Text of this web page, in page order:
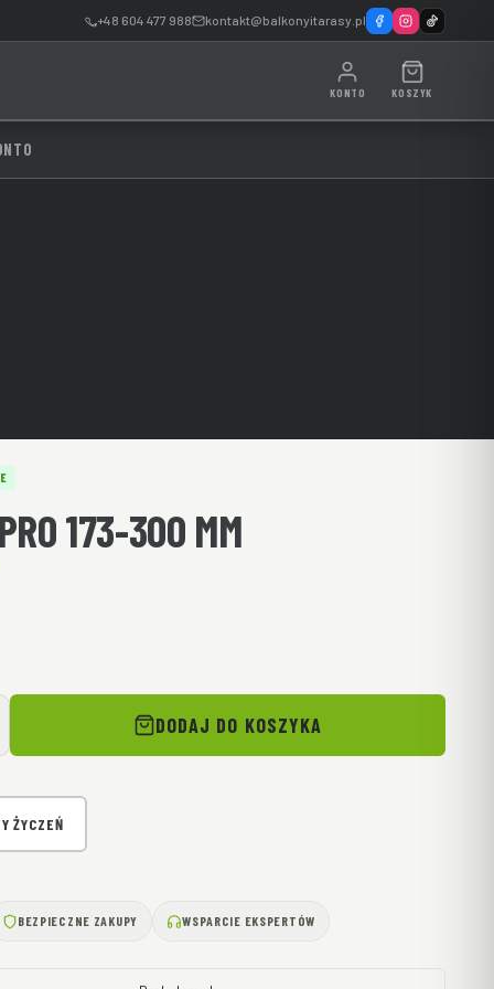
+48 604 477 988 kontakt@balkonyitarasy.pl
KONTO KOSZYK
173-300 MM
DODAJ DO KOSZYKA
ŻYCZEŃ
BEZPIECZNE ZAKUPY WSPARCIE EKSPERTÓW